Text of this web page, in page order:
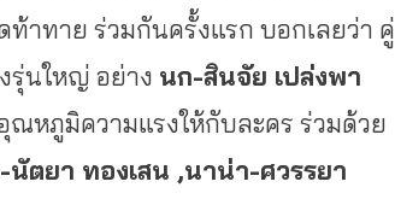
าทาย ร่วมกันครั้งแรก บอกเลยว่า คู่
รุ่นใหญ่ อย่าง นก-สินจัย เปล่งพา
ณหภูมิความแรงให้กับละคร ร่วมด้วย
ตยา ทองเสน ,นาน่า-ศวรรยา